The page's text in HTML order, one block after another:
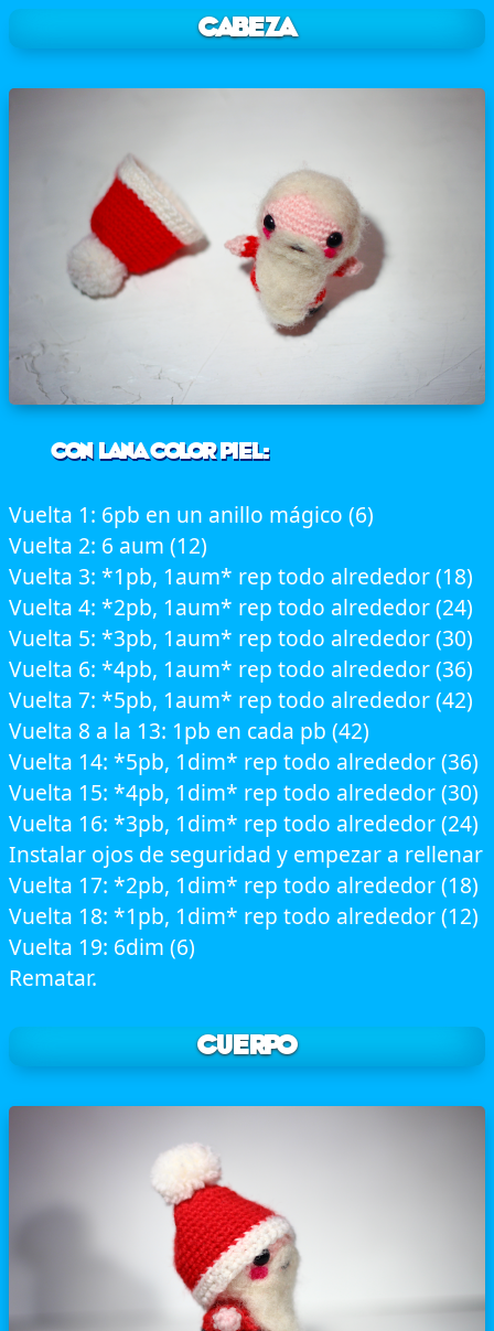
Cabeza
Con lana color piel:
Vuelta 1: 6pb en un anillo mágico (6)
Vuelta 2: 6 aum (12)
Vuelta 3: *1pb, 1aum* rep todo alrededor (18)
Vuelta 4: *2pb, 1aum* rep todo alrededor (24)
Vuelta 5: *3pb, 1aum* rep todo alrededor (30)
Vuelta 6: *4pb, 1aum* rep todo alrededor (36)
Vuelta 7: *5pb, 1aum* rep todo alrededor (42)
Vuelta 8 a la 13: 1pb en cada pb (42)
Vuelta 14: *5pb, 1dim* rep todo alrededor (36)
Vuelta 15: *4pb, 1dim* rep todo alrededor (30)
Vuelta 16: *3pb, 1dim* rep todo alrededor (24)
Instalar ojos de seguridad y empezar a rellenar
Vuelta 17: *2pb, 1dim* rep todo alrededor (18)
Vuelta 18: *1pb, 1dim* rep todo alrededor (12)
Vuelta 19: 6dim (6)
Rematar.
Cuerpo